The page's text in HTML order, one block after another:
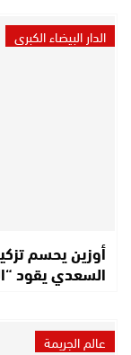
الدار البيضاء الكبرى
أوزين يحسم
السعدي يقود
عالم الجريمة